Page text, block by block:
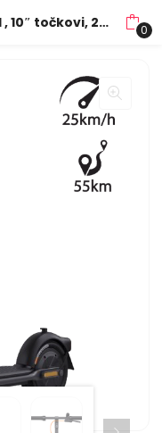
Segway Električni Romobil , 10″ točkovi, 25 km/h, Domet do 55 km – F2 Plus E (AA.05.12.02.0003) 0